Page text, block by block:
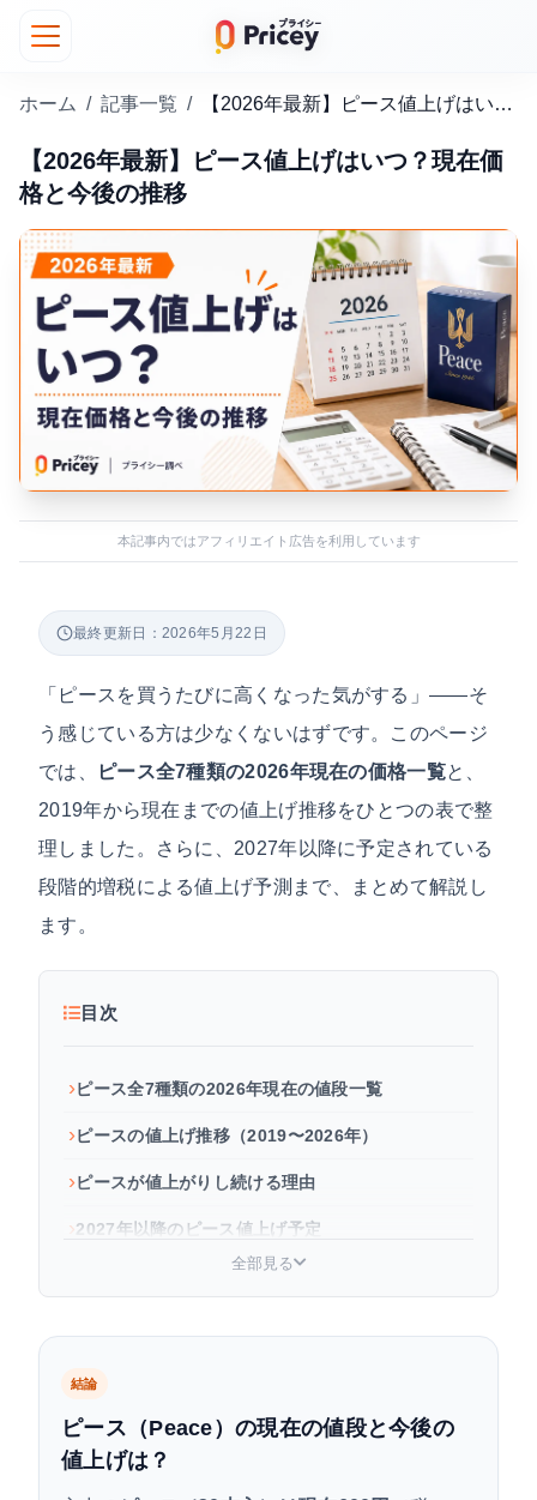
ホーム / 記事一覧 / 【2026年最新】ピース値上げはいつ？現在価格と今後の推移
【2026年最新】ピース値上げはいつ？現在価
格と今後の推移
本記事内ではアフィリエイト広告を利用しています
最終更新日：2026年5月22日
「ピースを買うたびに高くなった気がする」——そ
う感じている方は少なくないはずです。このページ
では、
ピース全7種類の2026年現在の価格一覧と、
2019年から現在までの値上げ推移をひとつの表で整
理しました。さらに、2027年以降に予定されている
段階的増税による値上げ予測まで、まとめて解説し
ます。
目次
ピース全7種類の2026年現在の値段一覧
ピースの値上げ推移（2019〜2026年）
ピースが値上がりし続ける理由
2027年以降のピース値上げ予定
販売終了となったピースの銘柄一覧
全部見る
結論
ピース（Peace）の現在の値段と今後の
値上げは？